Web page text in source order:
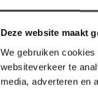
Deze website maakt
We gebruiken
websiteverkeer te
media, adverteren en